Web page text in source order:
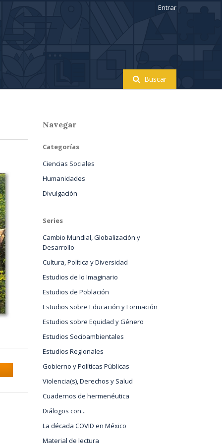
Buscar
Entrar
Navegar
Categorías
Ciencias Sociales
Humanidades
Divulgación
Series
Cambio Mundial, Globalización y
Desarrollo
Cultura, Política y Diversidad
Estudios de lo Imaginario
Estudios de Población
Estudios sobre Educación y Formación
Estudios sobre Equidad y Género
Estudios Socioambientales
Estudios Regionales
Gobierno y Políticas Públicas
Violencia(s), Derechos y Salud
Cuadernos de hermenéutica
Diálogos con...
La década COVID en México
Material de lectura